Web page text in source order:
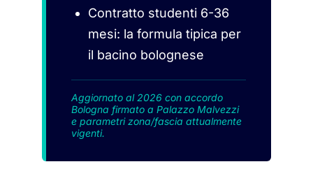
Contratto studenti 6-36
mesi: la formula tipica per
il bacino bolognese
Aggiornato al 2026 con accordo
Bologna firmato a Palazzo Malvezzi
e parametri zona/fascia attualmente
vigenti.